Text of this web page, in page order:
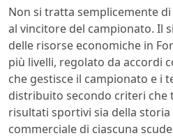
Non si tratta semplicemente
al vincitore del campionato. Il
delle risorse economiche in
più livelli, regolato da accordi
che gestisce il campionato e i
distribuito secondo criteri che
risultati sportivi sia della storia
commerciale di ciascuna